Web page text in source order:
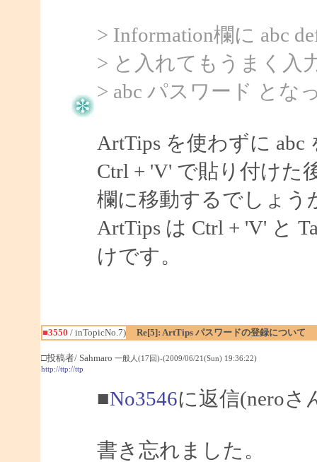
> Information欄に abc
> と入れてもうまく入
> abc パスワード とな
ArtTips を使わずに
Ctrl + 'V' で貼り付けた
欄に移動するでしょう
ArtTips は Ctrl + 'V' と
けです。
■3550 / inTopicNo.7) Re[5]: ArtTips パスワードの登録について
□投稿者/ Sahmaro 一般人(17回)-(2009/06/21(Sun) 19:36:22)
http://ttp://ttp
■No3546に返信(neroさ
書き忘れました。